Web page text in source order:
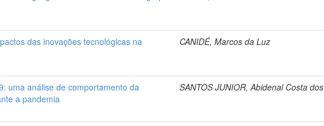
das inovações tecnológicas na
CANIDÉ, Marcos da Luz
uma análise de comportamento da
a pandemia
SANTOS JUNIOR, Abidenal Costa dos